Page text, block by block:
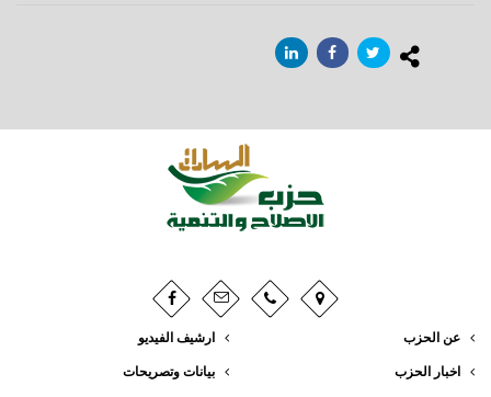
عن الحزب
اخبار الحزب
ارشيف الفيديو
بيانات وتصريحات